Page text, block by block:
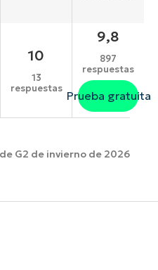
10
13
respuestas
9,8
897
respuestas
Prueba gratuita
G2 de invierno de 2026